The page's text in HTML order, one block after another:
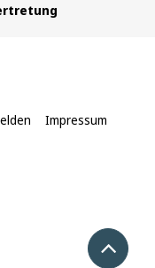
Impressum